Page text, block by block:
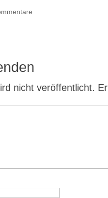
nicht veröffentlicht.